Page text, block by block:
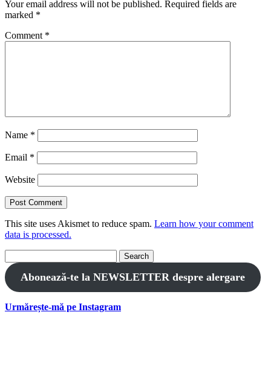
Your email address will not be published. Required fields are
marked *
Comment *
Name *
Email *
Website
This site uses Akismet to reduce spam. Learn how your comment
data is processed.
for:
Abonează-te la NEWSLETTER despre alergare
Urmărește-mă pe Instagram